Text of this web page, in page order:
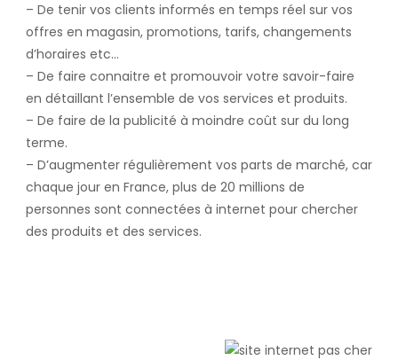
– De tenir vos clients informés en temps réel sur vos
offres en magasin, promotions, tarifs, changements
d’horaires etc…
– De faire connaitre et promouvoir votre savoir-faire
en détaillant l’ensemble de vos services et produits.
– De faire de la publicité à moindre coût sur du long
terme.
– D’augmenter régulièrement vos parts de marché, car
chaque jour en France, plus de 20 millions de
personnes sont connectées à internet pour chercher
des produits et des services.